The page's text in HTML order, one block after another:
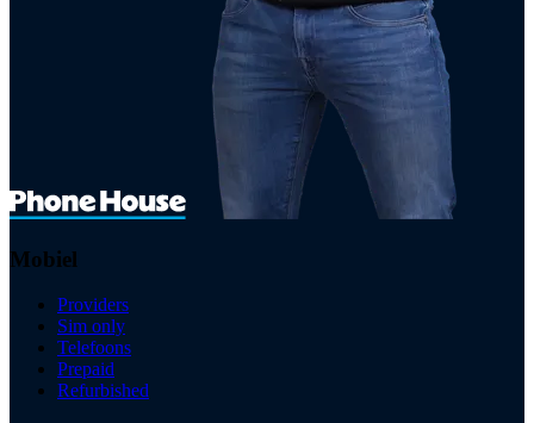
Mobiel
Providers
Sim only
Telefoons
Prepaid
Refurbished